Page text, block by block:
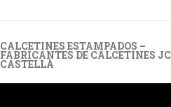
CALCETINES ESTAMPADOS –
FABRICANTES DE CALCETINES JC
CASTELLÀ